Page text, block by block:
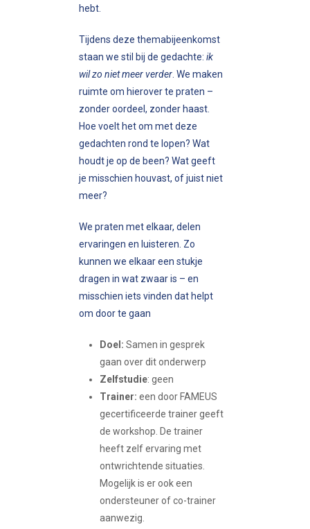
hebt.
Tijdens deze themabijeenkomst
staan we stil bij de gedachte: ik
wil zo niet meer verder . We maken
ruimte om hierover te praten –
zonder oordeel, zonder haast.
Hoe voelt het om met deze
gedachten rond te lopen? Wat
houdt je op de been? Wat geeft
je misschien houvast, of juist niet
meer?
We praten met elkaar, delen
ervaringen en luisteren. Zo
kunnen we elkaar een stukje
dragen in wat zwaar is – en
misschien iets vinden dat helpt
om door te gaan
Doel: Samen in gesprek
gaan over dit onderwerp
Zelfstudie: geen
Trainer: een door FAMEUS
gecertificeerde trainer geeft
de workshop. De trainer
heeft zelf ervaring met
ontwrichtende situaties.
Mogelijk is er ook een
ondersteuner of co-trainer
aanwezig.